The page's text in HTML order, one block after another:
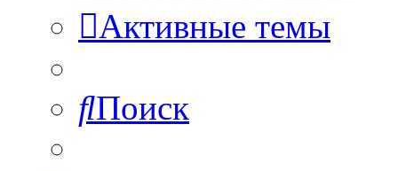
Активные темы
Поиск